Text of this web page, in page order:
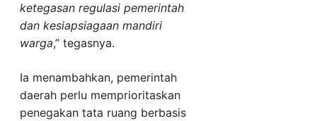
ketegasan regulasi pemerintah
dan kesiapsiagaan mandiri
warga,” tegasnya.
Ia menambahkan, pemerintah
daerah perlu memprioritaskan
penegakan tata ruang berbasis